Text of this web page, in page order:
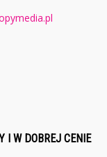
I W DOBREJ CENIE